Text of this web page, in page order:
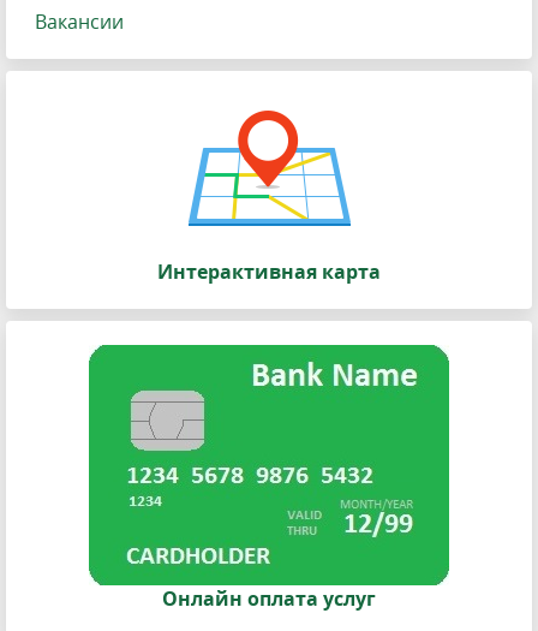
Вакансии
Интерактивная карта
Онлайн оплата услуг